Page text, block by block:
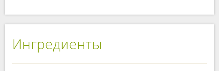
Ингредиенты